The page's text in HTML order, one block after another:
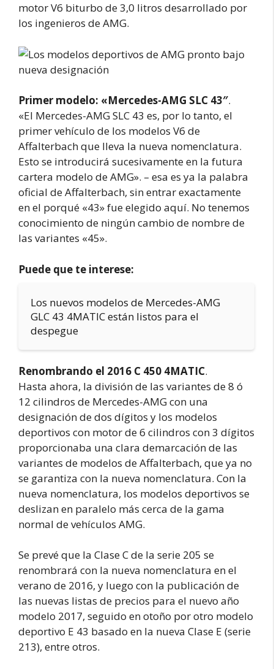
motor V6 biturbo de 3,0 litros desarrollado por
los ingenieros de AMG.
Primer modelo: «Mercedes-AMG SLC 43″.
«El Mercedes-AMG SLC 43 es, por lo tanto, el
primer vehículo de los modelos V6 de
Affalterbach que lleva la nueva nomenclatura.
Esto se introducirá sucesivamente en la futura
cartera modelo de AMG». – esa es ya la palabra
oficial de Affalterbach, sin entrar exactamente
en el porqué «43» fue elegido aquí. No tenemos
conocimiento de ningún cambio de nombre de
las variantes «45».
Puede que te interese:
Los nuevos modelos de Mercedes-AMG
GLC 43 4MATIC están listos para el
despegue
Renombrando el 2016 C 450 4MATIC.
Hasta ahora, la división de las variantes de 8 ó
12 cilindros de Mercedes-AMG con una
designación de dos dígitos y los modelos
deportivos con motor de 6 cilindros con 3 dígitos
proporcionaba una clara demarcación de las
variantes de modelos de Affalterbach, que ya no
se garantiza con la nueva nomenclatura. Con la
nueva nomenclatura, los modelos deportivos se
deslizan en paralelo más cerca de la gama
normal de vehículos AMG.
Se prevé que la Clase C de la serie 205 se
renombrará con la nueva nomenclatura en el
verano de 2016, y luego con la publicación de
las nuevas listas de precios para el nuevo año
modelo 2017, seguido en otoño por otro modelo
deportivo E 43 basado en la nueva Clase E (serie
213), entre otros.